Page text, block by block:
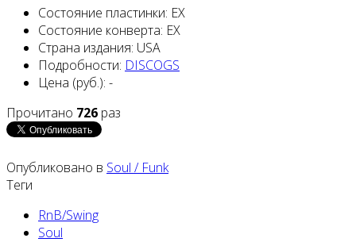
Состояние пластинки: EX
Состояние конверта: EX
Страна издания: USA
Подробности: DISCOGS
Цена (руб.): -
Прочитано 726 раз
Опубликовано в Soul / Funk
Теги
RnB/Swing
Soul